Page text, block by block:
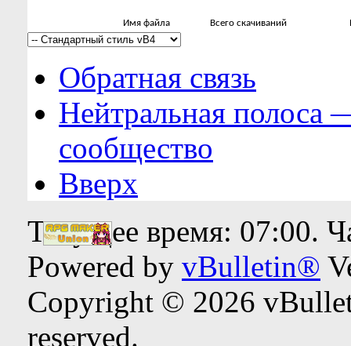
Имя файла Всего скачиваний
Обратная связь
Нейтральная полоса
сообщество
Вверх
Текущее время: 07:00.
Powered by vBulletin®
Copyright © 2026
reserved.